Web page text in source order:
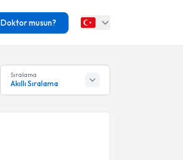
Doktor musun?
Sıralama
Akıllı Sıralama